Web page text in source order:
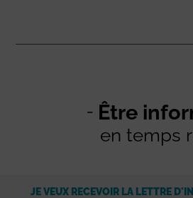
Être
en temps
JE VEUX RECEVOIR LA LETTRE